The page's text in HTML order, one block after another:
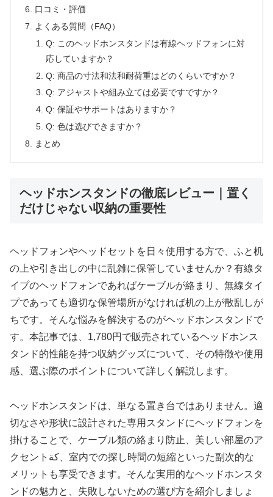
口コミ・評価
よくある質問（FAQ）
Q: このヘッドホンスタンドは有線ヘッドフォンに対
応していますか？
Q: 商品の寸法和法和耐荷重はどのくらいですか？
Q: アジャストや組み立ては必要ですですか？
Q: 保証やサポートはありますか？
Q: 色は选びできますか？
まとめ
ヘッドホンスタンドの徹底レビュー｜置く
だけじゃない収納の重要性
ヘッドフォンやヘッドセットを日々使用する方で、ふと机
の上や引き出しの中に乱雑に保管していませんか？有線タ
イプのヘッドフォンであればケーブルが絡まり、無線タイ
プであっても適切な保管場所がなければ机の上が散乱しが
ちです。そんな悩みを解決するのがヘッドホンスタンドで
す。本記事では、1,780円で販売されているヘッドホンス
タンド的性能を持つ収納グッズについて、その特徴や使用
感、選ぶ際のポイントについて詳しく解説します。
ヘッドホンスタンドは、単なる置き台ではありません。適
切なさや形状に設計された専用スタンドにヘッドフォンを
掛けることで、ケーブル類の絡まり防止、美しい部屋のア
クセントكة、室内での探し時間の短縮といった副次的な
メリットも享受できます。そんな実用的なヘッドホンスタ
ンドの魅力と、失敗しないための選び方を紹介しましょ